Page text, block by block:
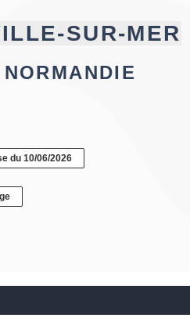
SUR-MER
du 10/06/2026